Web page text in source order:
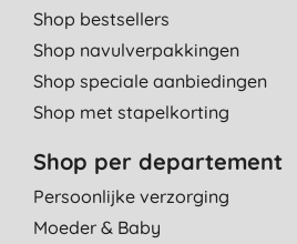
Shop bestsellers
Shop navulverpakkingen
Shop speciale aanbiedingen
Shop met stapelkorting
Shop per departement
Persoonlijke verzorging
Moeder & Baby